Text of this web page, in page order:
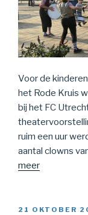
Voor de
het Rode Kruis
bij het FC
ruim een uur
aantal clowns
meer
GEPLAATST
21 OKTOBER